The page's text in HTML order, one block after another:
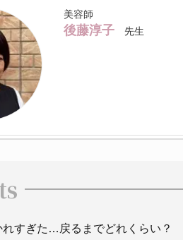
美容師
後藤淳子 先生
れすぎた…戻るまでどれくらい？